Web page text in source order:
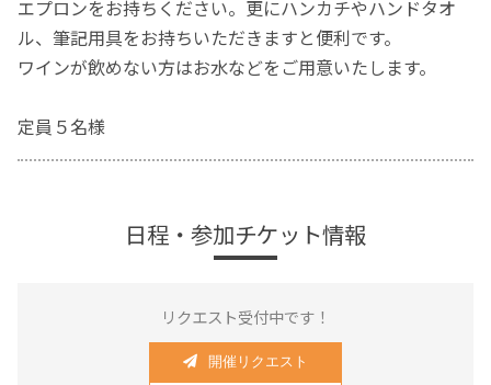
エプロンをお持ちください。更にハンカチやハンドタオ
ル、筆記用具をお持ちいただきますと便利です。
ワインが飲めない方はお水などをご用意いたします。
定員５名様
日程・参加チケット情報
リクエスト受付中です！
開催リクエスト